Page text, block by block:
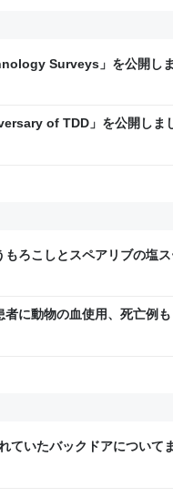
Surveys」を公開し
of TDD」を公開しま
ろこしとスペアリブの塩
に動物の血使用、死亡例も
ていたバックドアについて